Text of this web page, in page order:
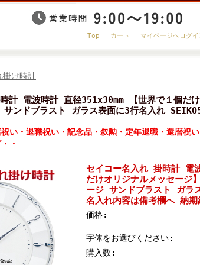
Top ｜ カート ｜ マイページへログイ
掛け時計
計 電波時計 直径351x30mm 【世界で１個だ
ンドブラスト ガラス表面に3行名入れ
い・退職祝い・記念品・叙勲・定年退職・還暦祝
・
セイコー名入れ 掛時計 電
だけオリジナルメッセージ
ージ サンドブラスト ガラ
名入れ内容は備考欄へ 納期
価格:
字体をお選びください:
購入数: